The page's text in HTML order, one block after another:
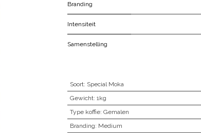
Branding
Intensiteit
Samenstelling
Soort: Special Moka
Gewicht: 1kg
Type koffie: Gemalen
Branding: Medium